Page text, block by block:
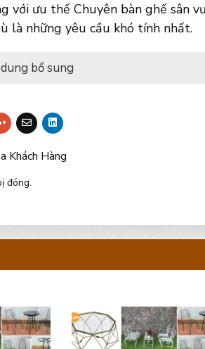
với ưu thế Chuyên bàn ghế sân
là những yêu cầu khó tính nhất.
bổ sung
Khách Hàng
đóng.